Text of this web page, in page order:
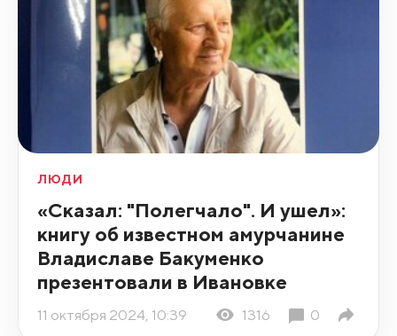
ЛЮДИ
«Сказал: "Полегчало". И ушел»:
книгу об известном амурчанине
Владиславе Бакуменко
презентовали в Ивановке
11 октября 2024, 10:39 1316 0